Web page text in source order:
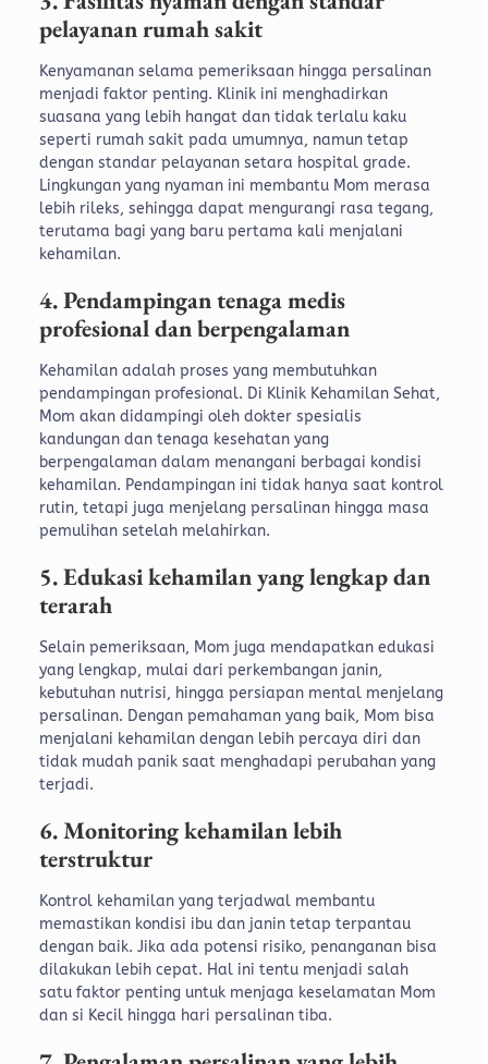
pelayanan rumah sakit
Kenyamanan selama pemeriksaan hingga persalinan
menjadi faktor penting. Klinik ini menghadirkan
suasana yang lebih hangat dan tidak terlalu kaku
seperti rumah sakit pada umumnya, namun tetap
dengan standar pelayanan setara hospital grade.
Lingkungan yang nyaman ini membantu Mom merasa
lebih rileks, sehingga dapat mengurangi rasa tegang,
terutama bagi yang baru pertama kali menjalani
kehamilan.
4. Pendampingan tenaga medis
profesional dan berpengalaman
Kehamilan adalah proses yang membutuhkan
pendampingan profesional. Di Klinik Kehamilan Sehat,
Mom akan didampingi oleh dokter spesialis
kandungan dan tenaga kesehatan yang
berpengalaman dalam menangani berbagai kondisi
kehamilan. Pendampingan ini tidak hanya saat kontrol
rutin, tetapi juga menjelang persalinan hingga masa
pemulihan setelah melahirkan.
5. Edukasi kehamilan yang lengkap dan
terarah
Selain pemeriksaan, Mom juga mendapatkan edukasi
yang lengkap, mulai dari perkembangan janin,
kebutuhan nutrisi, hingga persiapan mental menjelang
persalinan. Dengan pemahaman yang baik, Mom bisa
menjalani kehamilan dengan lebih percaya diri dan
tidak mudah panik saat menghadapi perubahan yang
terjadi.
6. Monitoring kehamilan lebih
terstruktur
Kontrol kehamilan yang terjadwal membantu
memastikan kondisi ibu dan janin tetap terpantau
dengan baik. Jika ada potensi risiko, penanganan bisa
dilakukan lebih cepat. Hal ini tentu menjadi salah
satu faktor penting untuk menjaga keselamatan Mom
dan si Kecil hingga hari persalinan tiba.